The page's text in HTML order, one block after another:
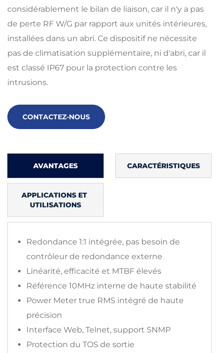
considérablement le bilan de liaison, car il n'y a pas
de perte RF W/G par rapport aux unités intérieures,
installées dans un abri. Ce dispositif ne nécessite
pas de climatisation supplémentaire, ni d'abri, car il
est classé IP67 pour la protection contre les
intrusions.
CONTACTEZ-NOUS
AVANTAGES CARACTÉRISTIQUES
APPLICATIONS ET
UTILISATIONS
Redondance 1:1 intégrée, pas besoin de
contrôleur de redondance externe
Linéarité, efficacité et MTBF élevés
Référence 10MHz interne de haute stabilité
Power Meter true RMS intégré de haute
précision
Interface Web, Telnet, support SNMP
Protection du TOS de sortie